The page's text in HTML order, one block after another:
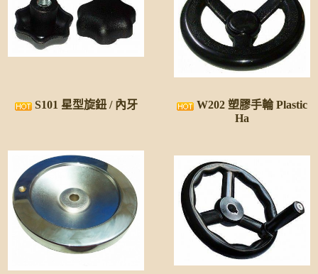
S101 星型旋鈕 / 內牙
W202 塑膠手輪 Plastic
Ha